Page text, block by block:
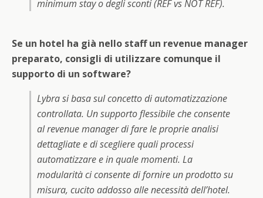
minimum stayo degli sconti (REF vs NOT REF).
Se un hotel ha già nello staff un revenue manager
preparato, consigli di utilizzare comunque il
supporto di un software?
Lybra si basa sul concetto di automatizzazione
controllata. Un supporto flessibile che consente
al revenue manager di fare le proprie analisi
dettagliate e di scegliere quali processi
automatizzare e in quale momenti. La
modularità ci consente di fornire un prodotto su
misura, cucito addosso alle necessità dell’hotel.